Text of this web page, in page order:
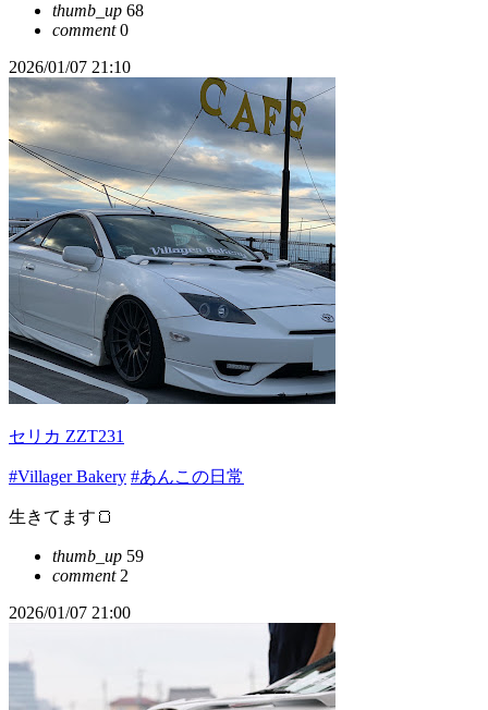
thumb_up 68
comment0
2026/01/07 21:10
セリカ ZZT231
#Villager Bakery #あんこの日常
生きてます🍞
thumb_up 59
comment2
2026/01/07 21:00